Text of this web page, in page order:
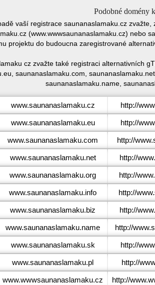
Podobné domény
vaší registrace saunanaslamaku.cz
(www.wwwsaunanaslamaku.cz) nebo
projektu do budoucna zaregistrované
cz zvažte také registraci alternativních
saunanaslamaku.com,
saunanaslamaku.name,
www.saunanaslamaku.cz http://
www.saunanaslamaku.eu http://
www.saunanaslamaku.com http://
www.saunanaslamaku.net http://
www.saunanaslamaku.org http://
www.saunanaslamaku.info http://
www.saunanaslamaku.biz http://
www.saunanaslamaku.name http://
www.saunanaslamaku.sk http://
www.saunanaslamaku.pl http://
www.wwwsaunanaslamaku.cz http://